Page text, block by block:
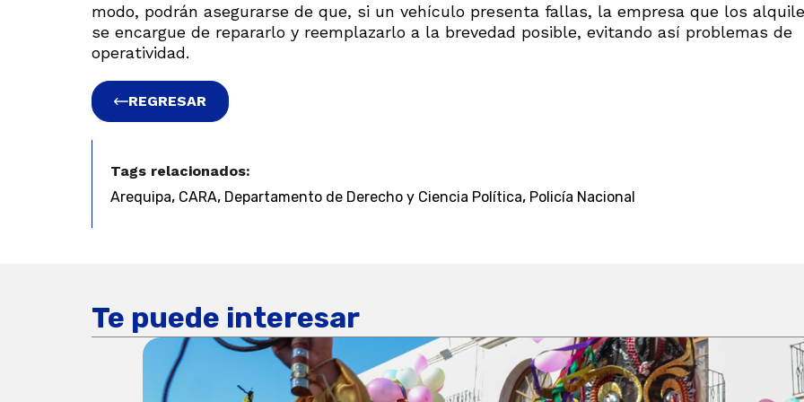
modo, podrán asegurarse de que, si un vehículo presenta fallas, la empresa que los alquile
se encargue de repararlo y reemplazarlo a la brevedad posible, evitando así problemas de
operatividad.
REGRESAR
Tags relacionados:
Arequipa, CARA, Departamento de Derecho y Ciencia Política, Policía Nacional
Te puede interesar